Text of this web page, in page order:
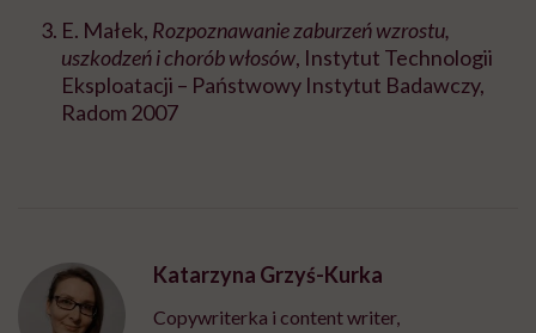
E. Małek, Rozpoznawanie zaburzeń wzrostu,
uszkodzeń i chorób włosów, Instytut Technologii
Eksploatacji – Państwowy Instytut Badawczy,
Radom 2007
Katarzyna Grzyś-Kurka
Copywriterka i content writer,